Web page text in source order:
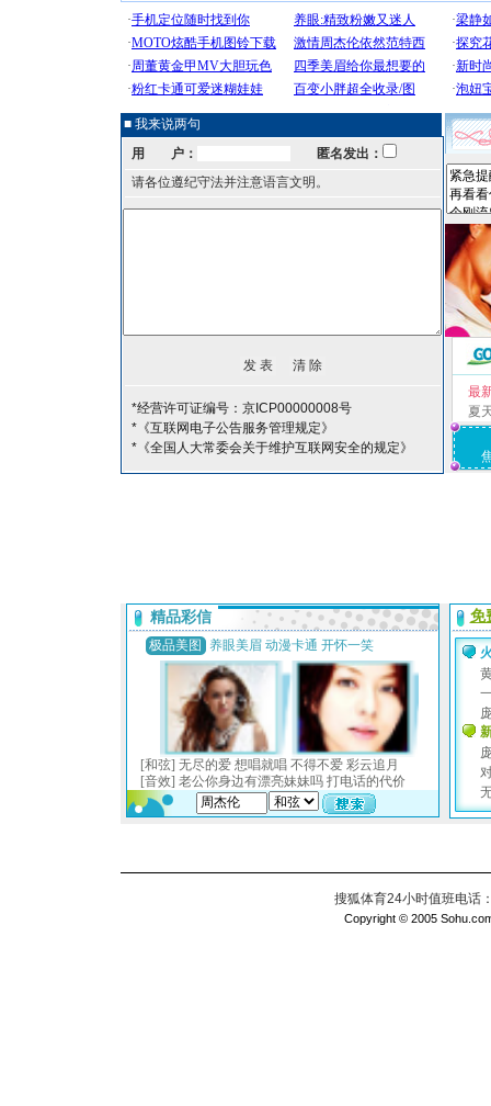
■ 我来说两句
用 户：
匿名发出：
请各位遵纪守法并注意语言文明。
*经营许可证编号：京ICP00000008号
*《互联网电子公告服务管理规定》
*《全国人大常委会关于维护互联网安全的规定》
最
夏
搜狐体育24小时值班电话
Copyright © 2005